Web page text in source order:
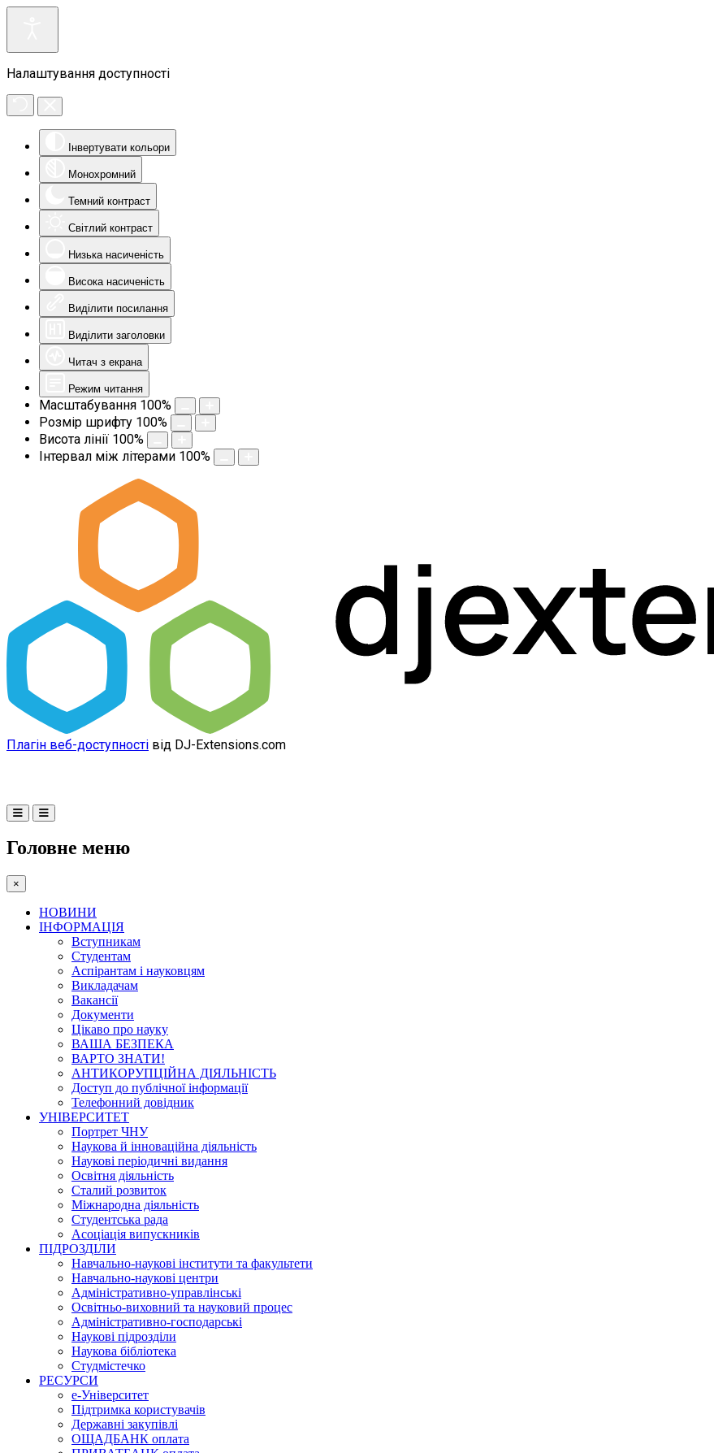
Налаштування доступності
Інвертувати кольори
Монохромний
Темний контраст
Світлий контраст
Низька насиченість
Висока насиченість
Виділити посилання
Виділити заголовки
Читач з екрана
Режим читання
Масштабування 100%
Розмір шрифту 100%
Висота лінії 100%
Інтервал між літерами 100%
Плагін веб-доступності від DJ-Extensions.com
Головне меню
×
НОВИНИ
ІНФОРМАЦІЯ
Вступникам
Студентам
Аспірантам і науковцям
Викладачам
Вакансії
Документи
Цікаво про науку
ВАША БЕЗПЕКА
ВАРТО ЗНАТИ!
АНТИКОРУПЦІЙНА ДІЯЛЬНІСТЬ
Доступ до публічної інформації
Телефонний довідник
УНІВЕРСИТЕТ
Портрет ЧНУ
Наукова й інноваційна діяльність
Наукові періодичні видання
Освітня діяльність
Сталий розвиток
Міжнародна діяльність
Студентська рада
Асоціація випускників
ПІДРОЗДІЛИ
Навчально-наукові інститути та факультети
Навчально-наукові центри
Адміністративно-управлінські
Освітньо-виховний та науковий процес
Адміністративно-господарські
Наукові підрозділи
Наукова бібліотека
Студмістечко
РЕСУРСИ
е-Університет
Підтримка користувачів
Державні закупівлі
ОЩАДБАНК оплата